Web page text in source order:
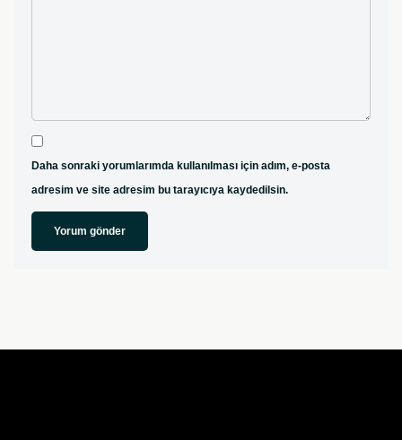
Daha sonraki yorumlarımda kullanılması için adım, e-posta
adresim ve site adresim bu tarayıcıya kaydedilsin.